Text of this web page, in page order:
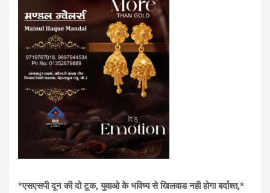
*एसएसपी दून की दो टूक, युवाओ के भविष्य से खिलवाड नही होगा बर्दाश्त,*